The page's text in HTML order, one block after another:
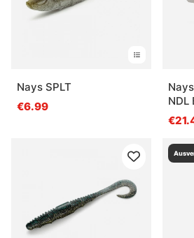
Nays SPLT
€6.99
NDL